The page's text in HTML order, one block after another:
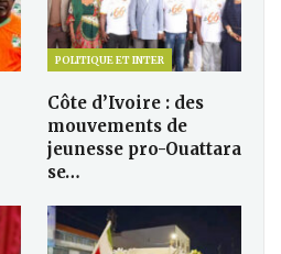
POLITIQUE ET INTER
Côte d’Ivoire : des
mouvements de
jeunesse pro-Ouattara
se…